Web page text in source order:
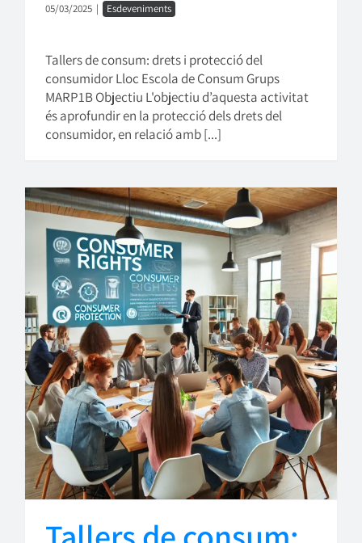
05/03/2025 | Esdeveniments
Tallers de consum: drets i protecció del
consumidor Lloc Escola de Consum Grups
MARP1B Objectiu L'objectiu d’aquesta activitat
és aprofundir en la protecció dels drets del
consumidor, en relació amb [...]